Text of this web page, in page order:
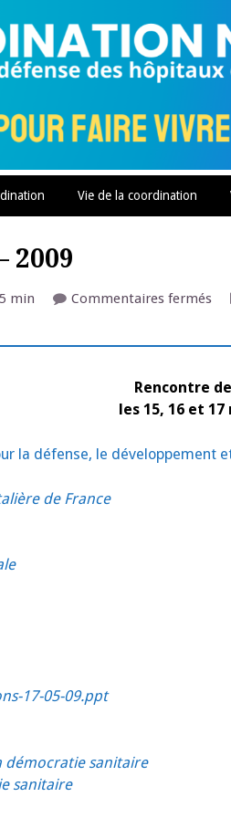
Vie de la coordination
2009
min Commentaires ferméssur
–
Rencontre
les 15, 16 et 17
la défense, le développement
de France
17-05-09.ppt
démocratie sanitaire
sanitaire